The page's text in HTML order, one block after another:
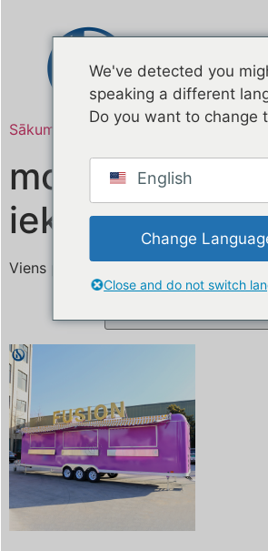
Sākums / Produkts atzīmēts “mobile
mobilā
iekārta
Viens produkts
We've detected you
speaking a different
Do you want to change
English
Change
Close and do not switch